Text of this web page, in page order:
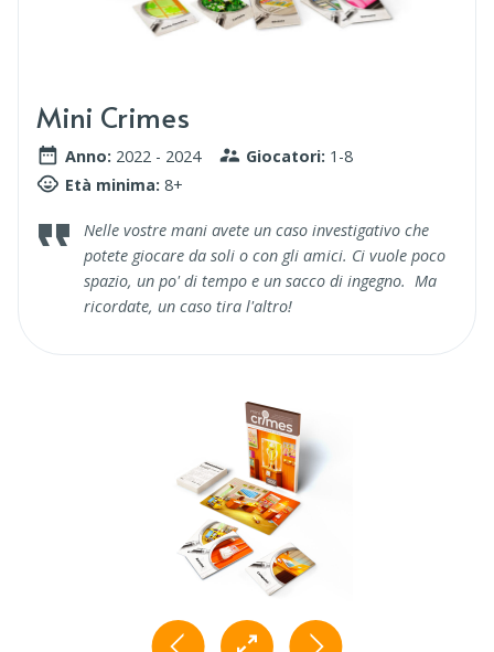
Mini Crimes
Anno: 2022 - 2024 Giocatori: 1-8
Età minima: 8+
Nelle vostre mani avete un caso investigativo che
potete giocare da soli o con gli amici. Ci vuole poco
spazio, un po' di tempo e un sacco di ingegno. Ma
ricordate, un caso tira l'altro!